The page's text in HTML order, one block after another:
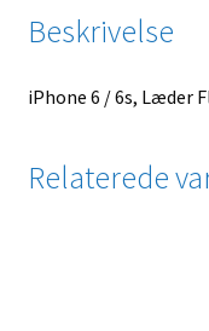
Beskrivelse
iPhone 6 / 6s, Læder
Relaterede